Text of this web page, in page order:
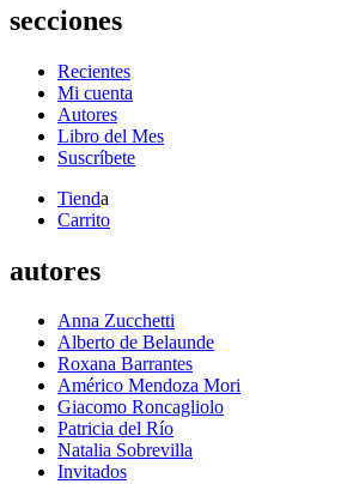
secciones
Recientes
Mi cuenta
Autores
Libro del Mes
Suscríbete
Tienda
Carrito
autores
Anna Zucchetti
Alberto de Belaunde
Roxana Barrantes
Américo Mendoza Mori
Giacomo Roncagliolo
Patricia del Río
Natalia Sobrevilla
Invitados